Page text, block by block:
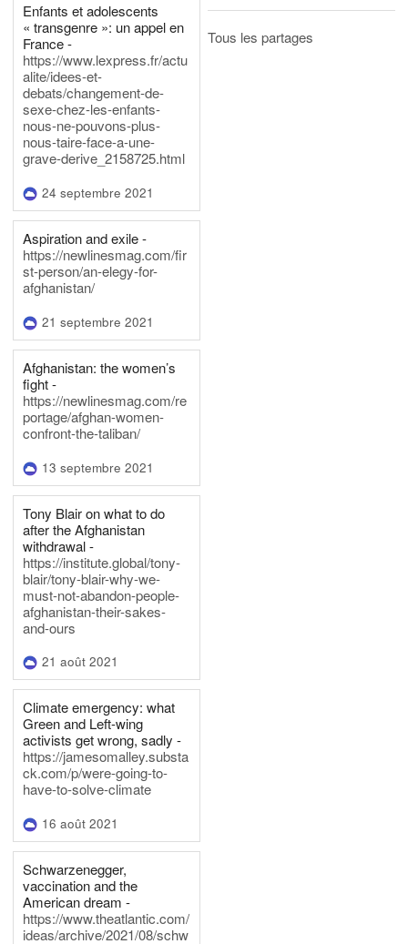
Enfants et adolescents
« transgenre »: un appel en
France -
https://www.lexpress.fr/actu
alite/idees-et-
debats/changement-de-
sexe-chez-les-enfants-
nous-ne-pouvons-plus-
nous-taire-face-a-une-
grave-derive_2158725.html
24 septembre 2021
Aspiration and exile -
https://newlinesmag.com/fir
st-person/an-elegy-for-
afghanistan/
21 septembre 2021
Afghanistan: the women’s
fight -
https://newlinesmag.com/re
portage/afghan-women-
confront-the-taliban/
13 septembre 2021
Tony Blair on what to do
after the Afghanistan
withdrawal -
https://institute.global/tony-
blair/tony-blair-why-we-
must-not-abandon-people-
afghanistan-their-sakes-
and-ours
21 août 2021
Climate emergency: what
Green and Left-wing
activists get wrong, sadly -
https://jamesomalley.substa
ck.com/p/were-going-to-
have-to-solve-climate
16 août 2021
Schwarzenegger,
vaccination and the
American dream -
https://www.theatlantic.com/
ideas/archive/2021/08/schw
Tous les partages